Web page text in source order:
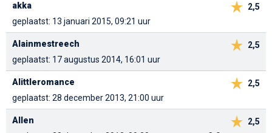
2,5
akka
geplaatst: 13 januari 2015, 09:21 uur
2,5
Alainmestreech
geplaatst: 17 augustus 2014, 16:01 uur
2,5
Alittleromance
geplaatst: 28 december 2013, 21:00 uur
2,5
Allen